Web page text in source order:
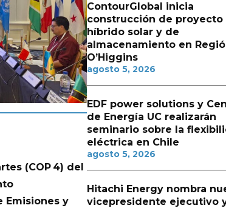
(COP 4) del
Emisiones y
ContourGlobal inicia
construcción de proyecto
híbrido solar y de
almacenamiento en
O’Higgins
agosto 5, 2026
EDF power solutions y
de Energía UC realizarán
seminario sobre la
eléctrica en Chile
agosto 5, 2026
Hitachi Energy nombra
vicepresidente ejecutivo